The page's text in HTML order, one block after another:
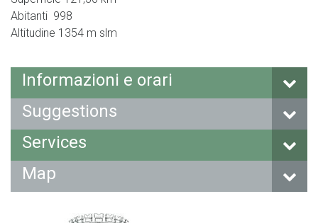
Abitanti 998
Altitudine 1354 m slm
Informazioni e orari
Suggestions
Services
Map